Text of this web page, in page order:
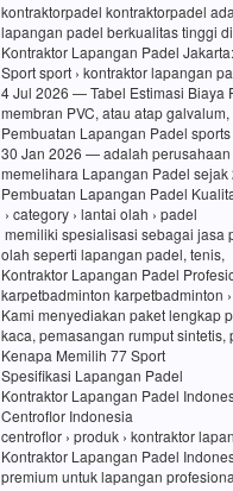
kontraktorpadel kontraktorpadel
lapangan padel berkualitas tinggi
Kontraktor Lapangan Padel
Sport sport › kontraktor lapangan
4 Jul 2026 — Tabel Estimasi Biaya
membran PVC, atau atap
Pembuatan Lapangan Padel sports
30 Jan 2026 — adalah
memelihara Lapangan Padel sejak
Pembuatan Lapangan Padel
› category › lantai olah › padel
memiliki spesialisasi sebagai jasa
olah seperti lapangan padel, tenis,
Kontraktor Lapangan Padel
karpetbadminton karpetbadminton
Kami menyediakan paket lengkap
kaca, pemasangan rumput
Kenapa Memilih 77 Sport
Spesifikasi Lapangan Padel
Kontraktor Lapangan Padel
Centroflor Indonesia
centroflor › produk › kontraktor
Kontraktor Lapangan Padel
premium untuk lapangan